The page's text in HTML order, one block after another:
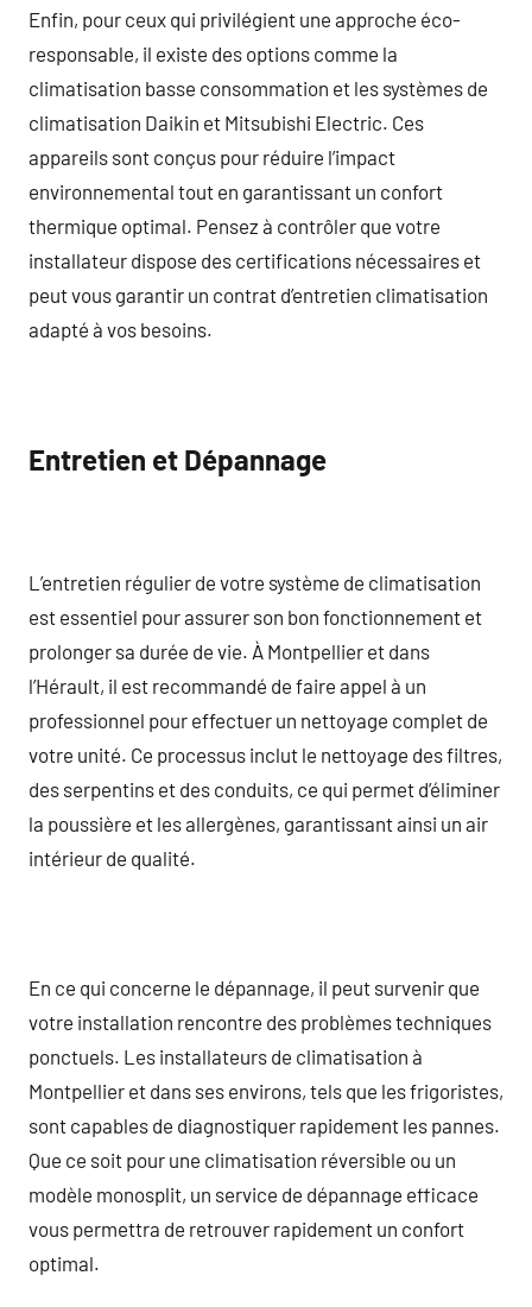
Enfin, pour ceux qui privilégient une approche éco-
responsable, il existe des options comme la
climatisation basse consommation et les systèmes de
climatisation Daikin et Mitsubishi Electric. Ces
appareils sont conçus pour réduire l’impact
environnemental tout en garantissant un confort
thermique optimal. Pensez à contrôler que votre
installateur dispose des certifications nécessaires et
peut vous garantir un contrat d’entretien climatisation
adapté à vos besoins.
Entretien et Dépannage
L’entretien régulier de votre système de climatisation
est essentiel pour assurer son bon fonctionnement et
prolonger sa durée de vie. À Montpellier et dans
l’Hérault, il est recommandé de faire appel à un
professionnel pour effectuer un nettoyage complet de
votre unité. Ce processus inclut le nettoyage des filtres,
des serpentins et des conduits, ce qui permet d’éliminer
la poussière et les allergènes, garantissant ainsi un air
intérieur de qualité.
En ce qui concerne le dépannage, il peut survenir que
votre installation rencontre des problèmes techniques
ponctuels. Les installateurs de climatisation à
Montpellier et dans ses environs, tels que les frigoristes,
sont capables de diagnostiquer rapidement les pannes.
Que ce soit pour une climatisation réversible ou un
modèle monosplit, un service de dépannage efficace
vous permettra de retrouver rapidement un confort
optimal.